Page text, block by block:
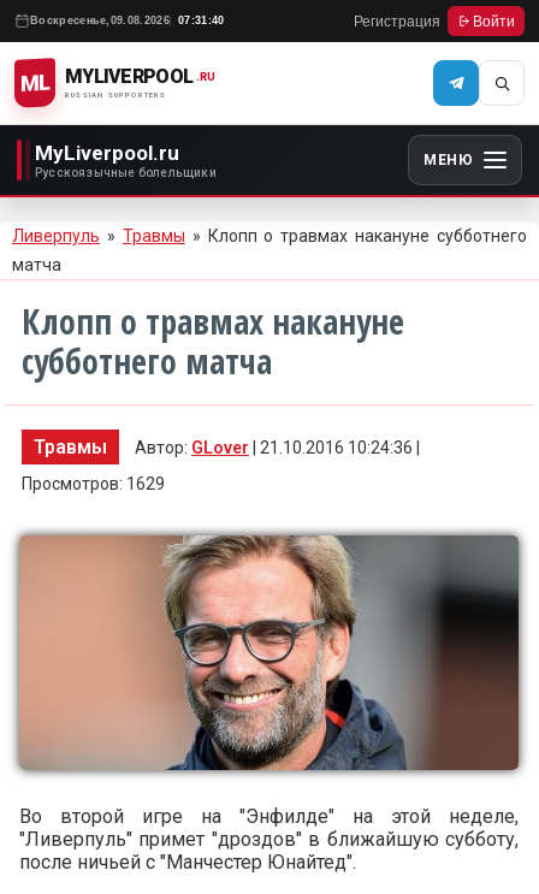
Воскресенье, 09.08.2026 07:31:40 Регистрация Войти
ML MYLIVERPOOL
RUSSIAN SUPPORTERS
.RU
MyLiverpool.ru
Русскоязычные болельщики
МЕНЮ
Ливерпуль » Травмы » Клопп о травмах накануне субботнего
матча
Клопп о травмах накануне
субботнего матча
Травмы Автор: GLover | 21.10.2016 10:24:36 |
Просмотров: 1629
Во второй игре на "Энфилде" на этой неделе,
"Ливерпуль" примет "дроздов" в ближайшую субботу,
после ничьей с "Манчестер Юнайтед".